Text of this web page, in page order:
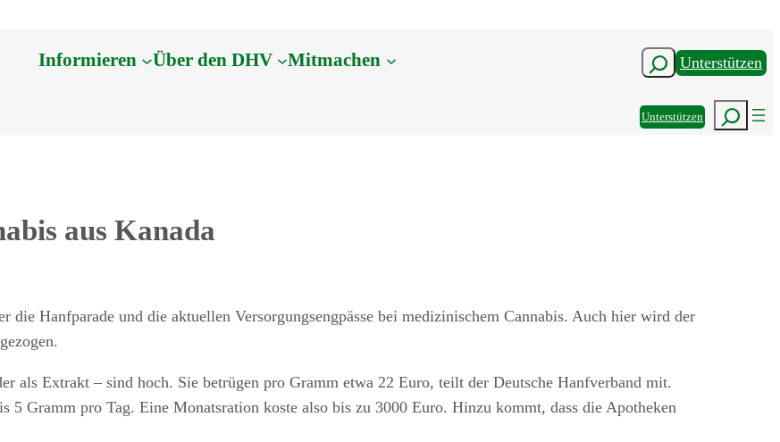
Informieren Über den DHV Mitmachen SuchenUnterstützen
UnterstützenSuchen
aus Kanada
Hanfparade und die aktuellen Versorgungsengpässe bei medizinischem Cannabis. Auch hier wird der
als Extrakt – sind hoch. Sie betrügen pro Gramm etwa 22 Euro, teilt der Deutsche Hanfverband mit.
5 Gramm pro Tag. Eine Monatsration koste also bis zu 3000 Euro. Hinzu kommt, dass die Apotheken